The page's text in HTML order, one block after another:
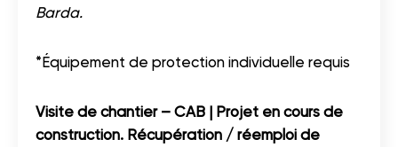
Barda.
*Équipement de protection individuelle requis
Visite de chantier – CAB | Projet en cours de
construction. Récupération / réemploi de